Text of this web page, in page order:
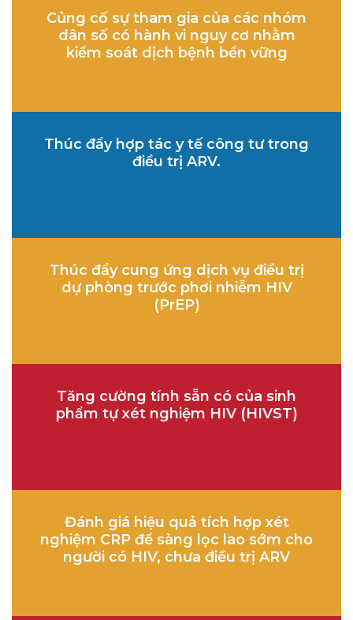
Củng cố sự tham gia của các nhóm
dân số có hành vi nguy cơ nhằm
kiểm soát dịch bệnh bền vững
Thúc đẩy hợp tác y tế công tư trong
điều trị ARV.
Thúc đẩy cung ứng dịch vụ điều trị
dự phòng trước phơi nhiễm HIV
(PrEP)
Tăng cường tính sẵn có của sinh
phẩm tự xét nghiệm HIV (HIVST)
Đánh giá hiệu quả tích hợp xét
nghiệm CRP để sàng lọc lao sớm cho
người có HIV, chưa điều trị ARV